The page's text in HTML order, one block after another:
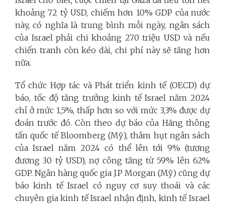
khoảng 72 tỷ USD, chiếm hơn 10% GDP của nước
này, có nghĩa là trung bình mỗi ngày, ngân sách
của Israel phải chi khoảng 270 triệu USD và nếu
chiến tranh còn kéo dài, chi phí này sẽ tăng hơn
nữa.
Tổ chức Hợp tác và Phát triển kinh tế (OECD) dự
báo, tốc độ tăng trưởng kinh tế Israel năm 2024
chỉ ở mức 1,5%, thấp hơn so với mức 3,3% được dự
đoán trước đó. Còn theo dự báo của Hãng thông
tấn quốc tế Bloomberg (Mỹ), thâm hụt ngân sách
của Israel năm 2024 có thể lên tới 9% (tương
đương 30 tỷ USD), nợ công tăng từ 59% lên 62%
GDP. Ngân hàng quốc gia J.P Morgan (Mỹ) cũng dự
báo kinh tế Israel có nguy cơ suy thoái và các
chuyên gia kinh tế Israel nhận định, kinh tế Israel